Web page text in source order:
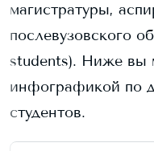
магистратуры,
послевузовского
students). Ниже вы
инфографикой по
студентов.